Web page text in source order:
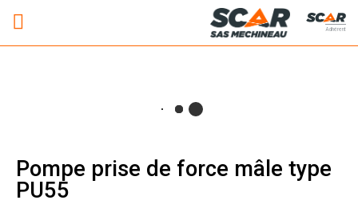
Adhérent
Pompe prise de force mâle type
PU55